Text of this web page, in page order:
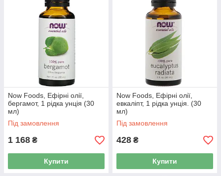
Now Foods, Ефірні олії,
бергамот, 1 рідка унція (30
мл)
Під замовлення
1 168 ₴
Купити
Now Foods, Ефірні олії,
евкаліпт, 1 рідка унція. (30
мл)
Під замовлення
428 ₴
Купити